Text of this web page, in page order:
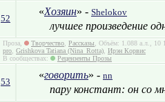
52
«Хозяин» - Shelokov
лучшее произведение
Проза, Творчество Рассказы , Объём: 1.088 а.л., 10
pro Grishkova Tatiana (Nina_Rotta) Ирэн Корвис
В сообществах:
Рецензенты Прозы
53
«говорить» - nn
пару констант: он со